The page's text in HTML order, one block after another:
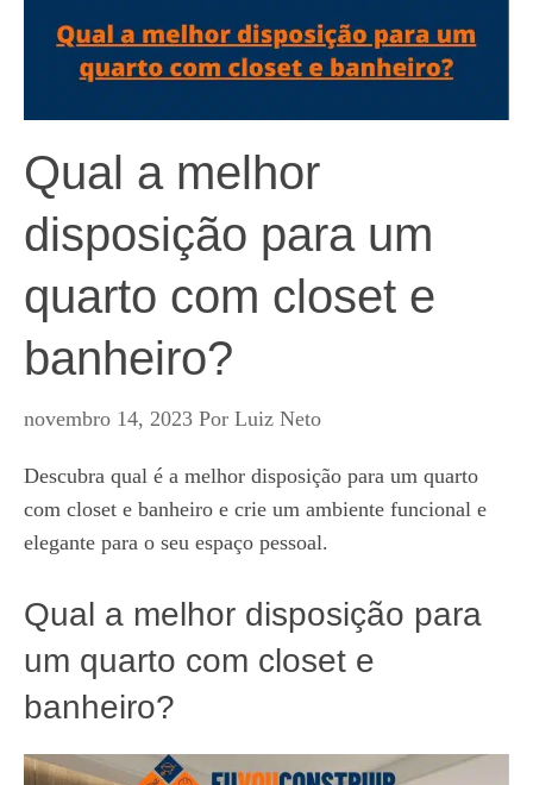
Qual a melhor
disposição para um
quarto com closet e
banheiro?
novembro 14, 2023 Por Luiz Neto
Descubra qual é a melhor disposição para um quarto
com closet e banheiro e crie um ambiente funcional e
elegante para o seu espaço pessoal.
Qual a melhor disposição para
um quarto com closet e
banheiro?